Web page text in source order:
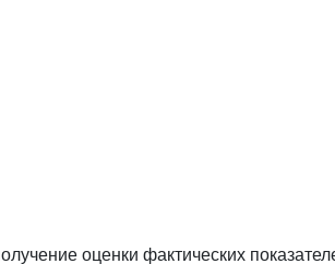
оценки фактических